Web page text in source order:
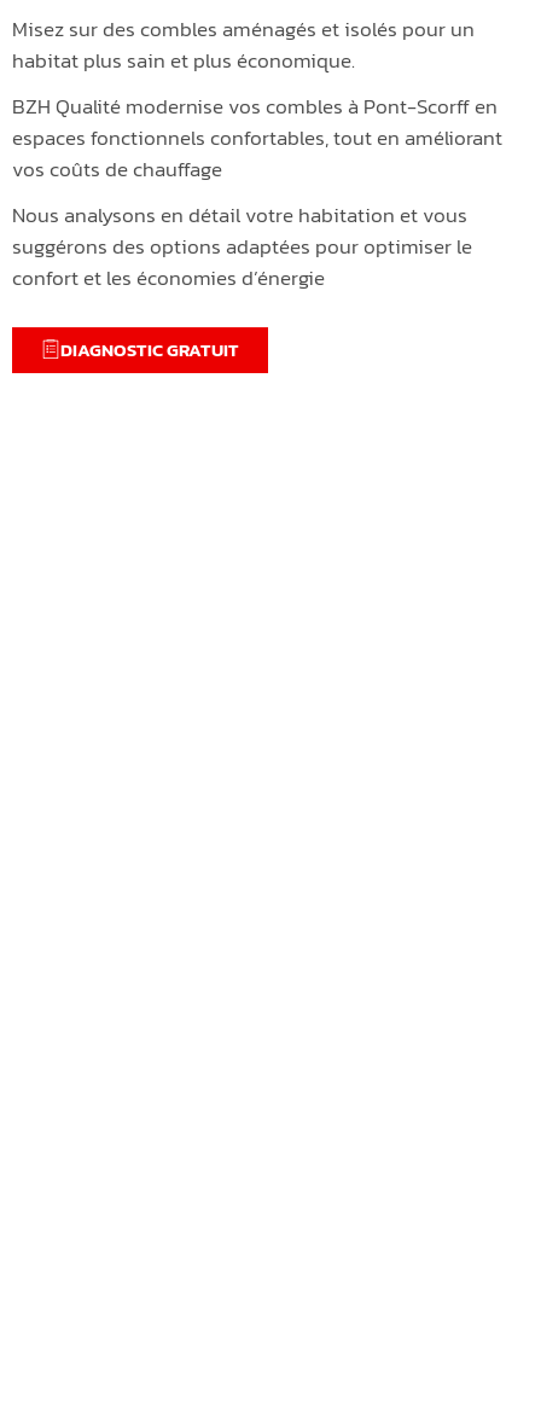
Misez sur des combles aménagés et isolés pour un
habitat plus sain et plus économique.
BZH Qualité modernise vos combles à Pont-Scorff en
espaces fonctionnels confortables, tout en améliorant
vos coûts de chauffage
Nous analysons en détail votre habitation et vous
suggérons des options adaptées pour optimiser le
confort et les économies d’énergie
DIAGNOSTIC GRATUIT